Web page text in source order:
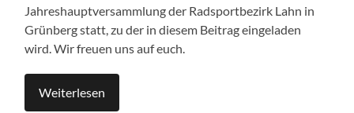
Jahreshauptversammlung der Radsportbezirk Lahn in
Grünberg statt, zu der in diesem Beitrag eingeladen
wird. Wir freuen uns auf euch.
Weiterlesen